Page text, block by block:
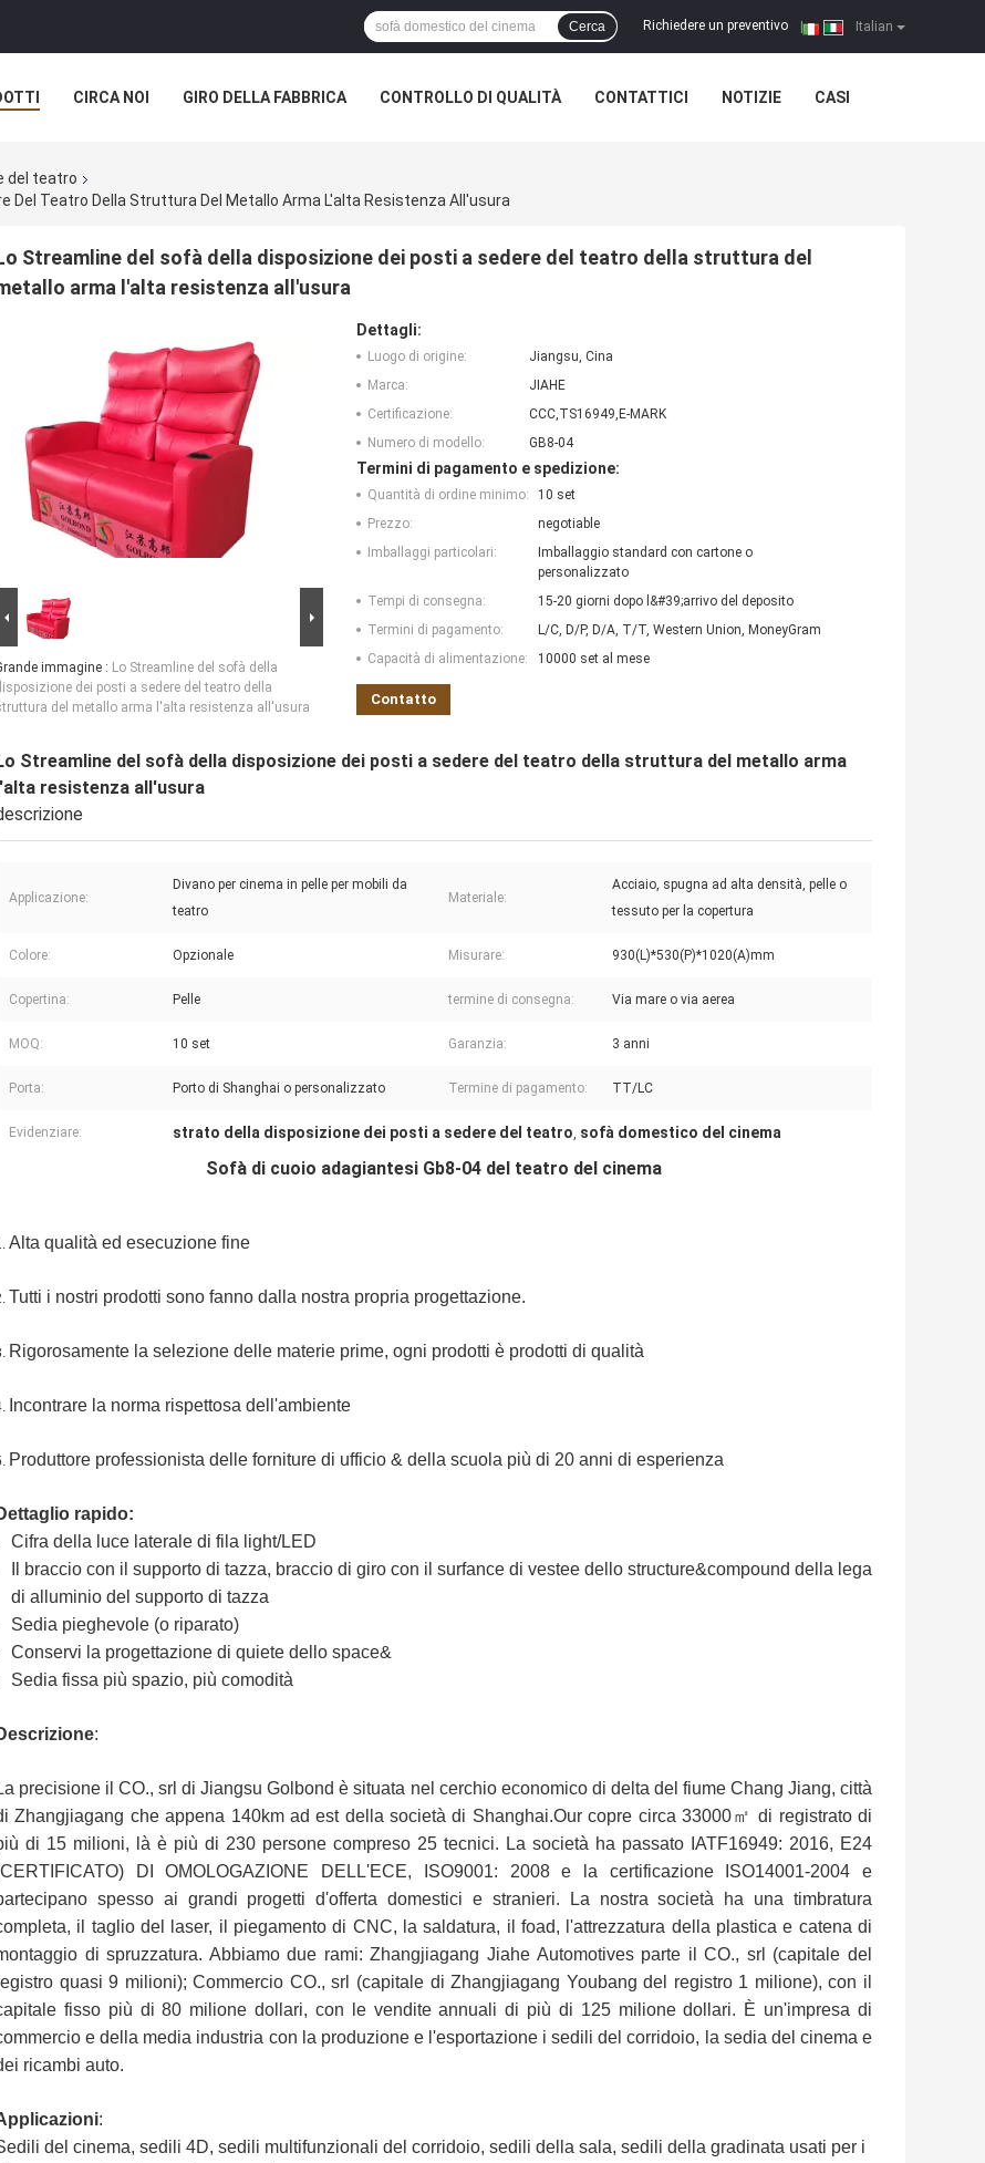
Italian
Richiedere un preventivo |
Cerca
CIRCA NOI GIRO DELLA FABBRICA CONTROLLO DI QUALITÀ CONTATTICI NOTIZIE CASI
del teatro
Del Teatro Della Struttura Del Metallo Arma L'alta Resistenza All'usura
Streamline del sofà della disposizione dei posti a sedere del teatro della struttura del
arma l'alta resistenza all'usura
immagine : Lo Streamline del sofà della
dei posti a sedere del teatro della
del metallo arma l'alta resistenza all'usura
Dettagli:
Luogo di origine:
Jiangsu, Cina
Marca:
JIAHE
Certificazione:
CCC,TS16949,E-MARK
Numero di modello:
GB8-04
Termini di pagamento e spedizione:
Quantità di ordine minimo:
10 set
Prezzo:
negotiable
Imballaggi particolari:
Imballaggio standard con cartone o
personalizzato
Tempi di consegna:
15-20 giorni dopo l&#39;arrivo del deposito
Termini di pagamento:
L/C, D/P, D/A, T/T, Western Union, MoneyGram
Capacità di alimentazione:
10000 set al mese
Contatto
Streamline del sofà della disposizione dei posti a sedere del teatro della struttura del metallo arma
resistenza all'usura
Applicazione:
Divano per cinema in pelle per mobili da
teatro
Materiale:
Acciaio, spugna ad alta densità, pelle o
tessuto per la copertura
Colore: Opzionale Misurare: 930(L)*530(P)*1020(A)mm
Copertina: Pelle termine di consegna: Via mare o via aerea
MOQ: 10 set Garanzia: 3 anni
Porta: Porto di Shanghai o personalizzato Termine di pagamento: TT/LC
Evidenziare: strato della disposizione dei posti a sedere del teatro sofà domestico del cinema
Sofà di cuoio adagiantesi Gb8-04 del teatro del cinema
Alta qualità ed esecuzione fine
Tutti i nostri prodotti sono fanno dalla nostra propria progettazione.
Rigorosamente la selezione delle materie prime, ogni prodotti è prodotti di qualità
Incontrare la norma rispettosa dell'ambiente
Produttore professionista delle forniture di ufficio & della scuola più di 20 anni di esperienza
rapido:
Cifra della luce laterale di fila light/LED
Il braccio con il supporto di tazza, braccio di giro con il surfance di vestee dello structure&compound della lega
di alluminio del supporto di tazza
Sedia pieghevole (o riparato)
Conservi la progettazione di quiete dello space&
Sedia fissa più spazio, più comodità
:
precisione il CO., srl di Jiangsu Golbond è situata nel cerchio economico di delta del fiume Chang Jiang, città
Zhangjiagang che appena 140km ad est della società di Shanghai.Our copre circa 33000㎡ di registrato di
di 15 milioni, là è più di 230 persone compreso 25 tecnici. La società ha passato IATF16949: 2016, E24
DI OMOLOGAZIONE DELL'ECE, ISO9001: 2008 e la certificazione ISO14001-2004 e
spesso ai grandi progetti d'offerta domestici e stranieri. La nostra società ha una timbratura
il taglio del laser, il piegamento di CNC, la saldatura, il foad, l'attrezzatura della plastica e catena di
di spruzzatura. Abbiamo due rami: Zhangjiagang Jiahe Automotives parte il CO., srl (capitale del
quasi 9 milioni); Commercio CO., srl (capitale di Zhangjiagang Youbang del registro 1 milione), con il
fisso più di 80 milione dollari, con le vendite annuali di più di 125 milione dollari. È un'impresa di
e della media industria con la produzione e l'esportazione i sedili del corridoio, la sedia del cinema e
ricambi auto.
:
del cinema, sedili 4D, sedili multifunzionali del corridoio, sedili della sala, sedili della gradinata usati per i